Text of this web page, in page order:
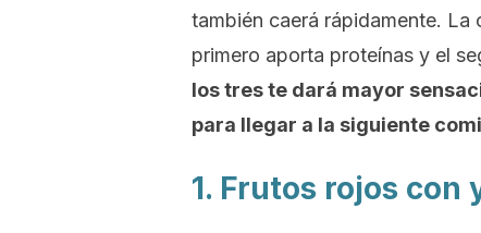
también caerá rápidamente.
primero aporta proteínas y el
los tres te dará mayor
para llegar a la siguiente
1. Frutos rojos con